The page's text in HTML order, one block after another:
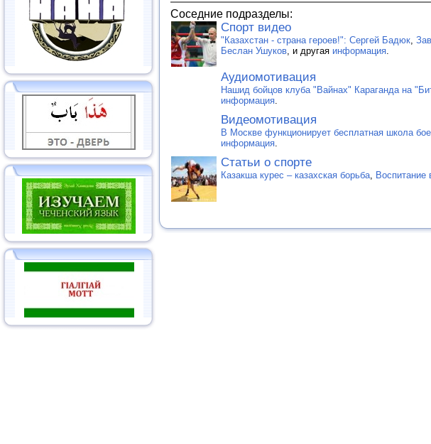
Соседние подразделы:
Спорт видео
"Казахстан - страна героев!": Сергей Бадюк
Беслан Ушуков , и другая информация
Аудиомотивация
Нашид бойцов клуба "Вайнах" Караганда на
информация
Видеомотивация
В Москве функционирует бесплатная школа
информация
Статьи о спорте
Казакша курес – казахская борьба Воспитание